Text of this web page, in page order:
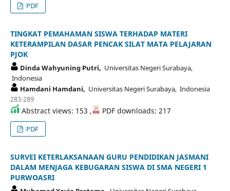
PDF
TINGKAT PEMAHAMAN SISWA TERHADAP MATERI
KETERAMPILAN DASAR PENCAK SILAT MATA PELAJARAN
PJOK
Dinda Wahyuning Putri, Universitas Negeri Surabaya,
Indonesia
Hamdani Hamdani, Universitas Negeri Surabaya, Indonesia
283-289
Abstract views: 153 , PDF downloads: 217
PDF
SURVEI KETERLAKSANAAN GURU PENDIDIKAN JASMANI
DALAM MENJAGA KEBUGARAN SISWA DI SMA NEGERI 1
PURWOASRI